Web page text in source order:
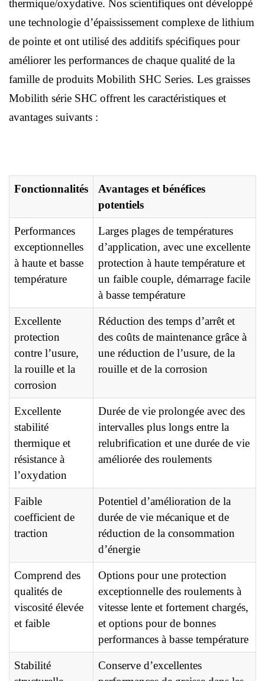
thermique/oxydative. Nos scientifiques ont développé
une technologie d’épaississement complexe de lithium
de pointe et ont utilisé des additifs spécifiques pour
améliorer les performances de chaque qualité de la
famille de produits Mobilith SHC Series. Les graisses
Mobilith série SHC offrent les caractéristiques et
avantages suivants :
Fonctionnalités
Avantages et bénéfices
potentiels
Performances
exceptionnelles
à haute et basse
température
Larges plages de températures
d’application, avec une excellente
protection à haute température et
un faible couple, démarrage facile
à basse température
Excellente
protection
contre l’usure,
la rouille et la
corrosion
Réduction des temps d’arrêt et
des coûts de maintenance grâce à
une réduction de l’usure, de la
rouille et de la corrosion
Excellente
stabilité
thermique et
résistance à
l’oxydation
Durée de vie prolongée avec des
intervalles plus longs entre la
relubrification et une durée de vie
améliorée des roulements
Faible
coefficient de
traction
Potentiel d’amélioration de la
durée de vie mécanique et de
réduction de la consommation
d’énergie
Comprend des
qualités de
viscosité élevée
et faible
Options pour une protection
exceptionnelle des roulements à
vitesse lente et fortement chargés,
et options pour de bonnes
performances à basse température
Stabilité
Conserve d’excellentes